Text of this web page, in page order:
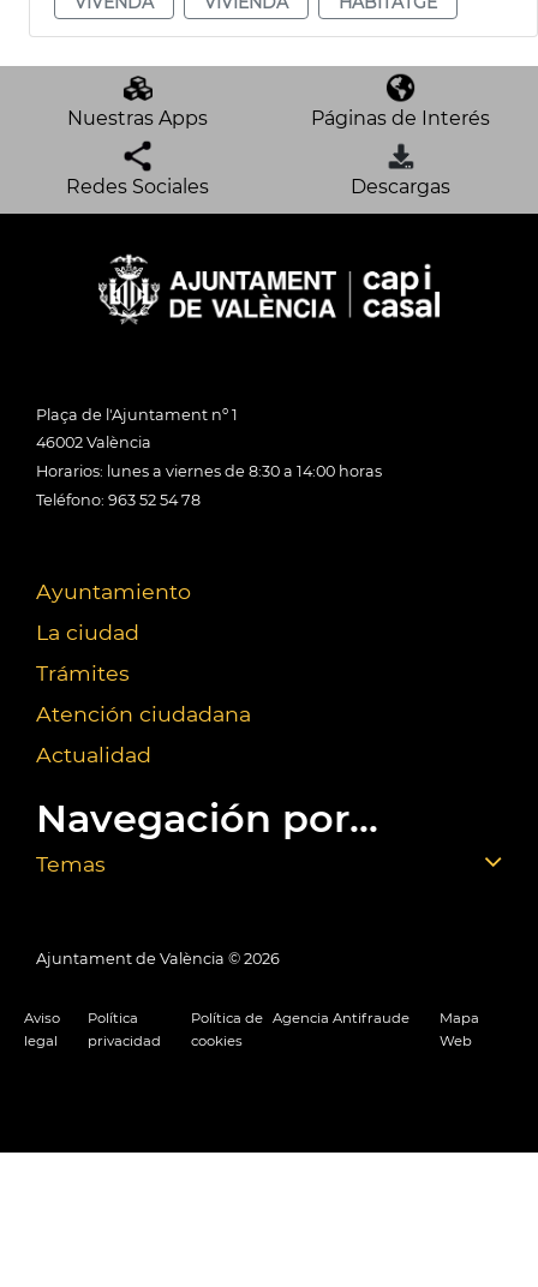
Nuestras Apps Páginas de Interés
Redes Sociales Descargas
Plaça de l'Ajuntament nº 1
46002 València
Horarios: lunes a viernes de 8:30 a 14:00 horas
Teléfono: 963 52 54 78
Ayuntamiento
La ciudad
Trámites
Atención ciudadana
Actualidad
Navegación por...
Temas
Ajuntament de València © 2026
Aviso
legal
Política
privacidad
Política de
cookies
Agencia Antifraude
Mapa
Web